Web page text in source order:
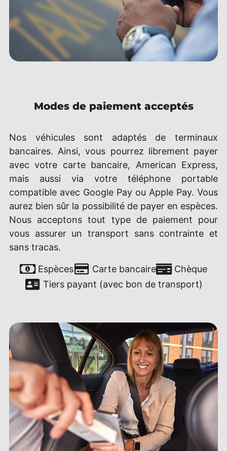
Modes de paiement acceptés
Nos véhicules sont adaptés de terminaux
bancaires. Ainsi, vous pourrez librement payer
avec votre carte bancaire, American Express,
mais aussi via votre téléphone portable
compatible avec Google Pay ou Apple Pay. Vous
aurez bien sûr la possibilité de payer en espèces.
Nous acceptons tout type de paiement pour
vous assurer un transport sans contrainte et
sans tracas.
Espèces Carte bancaire
Chèque
Tiers payant (avec bon de transport)